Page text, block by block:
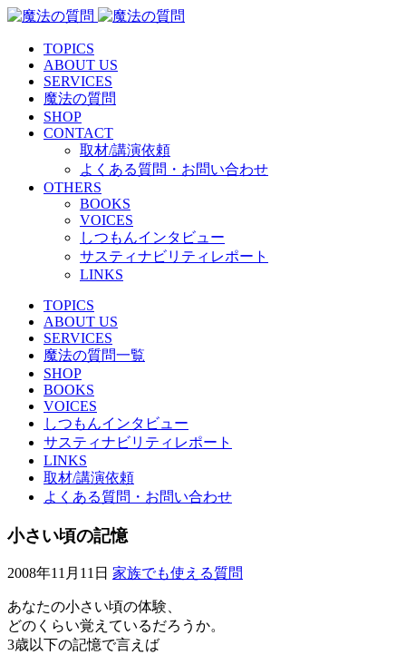
TOPICS
ABOUT US
SERVICES
魔法の質問
SHOP
CONTACT
取材/講演依頼
よくある質問・お問い合わせ
OTHERS
BOOKS
VOICES
しつもんインタビュー
サスティナビリティレポート
LINKS
TOPICS
ABOUT US
SERVICES
魔法の質問一覧
SHOP
BOOKS
VOICES
しつもんインタビュー
サスティナビリティレポート
LINKS
取材/講演依頼
よくある質問・お問い合わせ
小さい頃の記憶
2008年11月11日 家族でも使える質問
あなたの小さい頃の体験、
どのくらい覚えているだろうか。
3歳以下の記憶で言えば